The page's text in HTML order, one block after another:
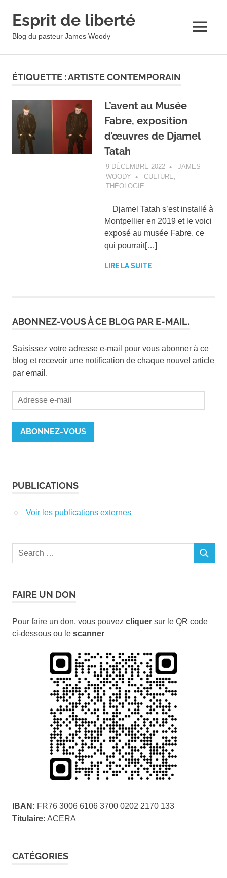
Esprit de liberté
Blog du pasteur James Woody MENU
ÉTIQUETTE :ARTISTE CONTEMPORAIN
L’avent au Musée
Fabre, exposition
d’œuvres de Djamel
Tatah
9 DÉCEMBRE 2022
JAMES
WOODY
CULTURE,
THÉOLOGIE
Djamel Tatah s’est installé à
Montpellier en 2019 et le voici
exposé au musée Fabre, ce
qui pourrait[…]
LIRE LA SUITE
ABONNEZ-VOUS À CE BLOG PAR E-MAIL.
Saisissez votre adresse e-mail pour vous abonner à ce
blog et recevoir une notification de chaque nouvel article
par email.
Adresse
e-
mail
ABONNEZ-VOUS
PUBLICATIONS
Voir les publications externes
Search
SEARCH
FAIRE UN DON
Pour faire un don, vous pouvez cliquer sur le QR code
ci-dessous ou le scanner
IBAN: FR76 3006 6106 3700 0202 2170 133
Titulaire: ACERA
CATÉGORIES